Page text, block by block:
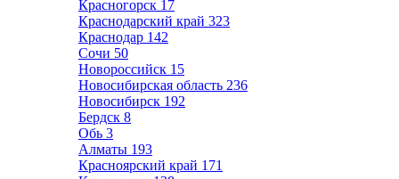
Красногорск 17
Краснодарский край 323
Краснодар 142
Сочи 50
Новороссийск 15
Новосибирская область 236
Новосибирск 192
Бердск 8
Обь 3
Алматы 193
Красноярский край 171